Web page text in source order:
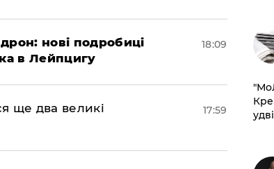
нові подробиці
в Лейпцигу
18:09
ще два великі
17:59